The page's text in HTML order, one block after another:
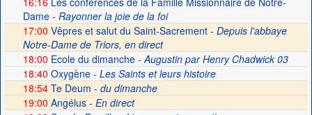
Dame- Rayonner la joie de la foi
17:00 Vêpres et salut du Saint-Sacrement - Depuis l'abbaye
Notre-Dame de Triors, en direct
18:00 Ecole du dimanche- Augustin par Henry Chadwick 03
18:40 Oxygène- Les Saints et leurs histoire
18:54Te Deum - du dimanche
19:00 Angélus - En direct